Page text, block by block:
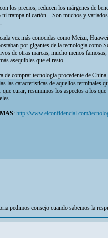
los precios, reducen los márgenes de
ni trampa ni cartón... Son muchos y
vez más conocidas como Meizu,
por gigantes de la tecnología como
de otras marcas, mucho menos
asequibles que el resto.
de comprar tecnología procedente de
las características de aquellos terminales
que curar, resumimos los aspectos a los
:http://www.elconfidencial.com/
pedimos consejo cuando sabemos la